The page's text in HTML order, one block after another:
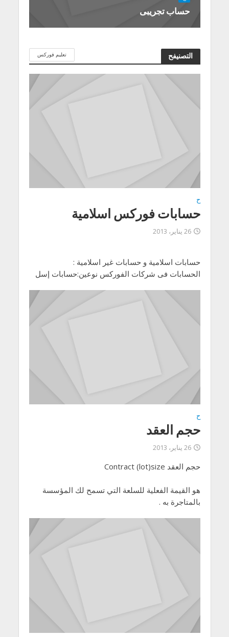
حساب تجريبى
التصنيفح تعليم فوركس
ح
حسابات فوركس اسلامية
26 يناير، 2013
حسابات اسلامية و حسابات غير اسلامية :
الحسابات فى شركات الفوركس نوعين:حسابات إسل
ح
حجم العقد
26 يناير، 2013
حجم العقد Contract (lot)size
هو القيمة الفعلية للسلعة التي تسمح لك المؤسسة
بالمتاجرة به .